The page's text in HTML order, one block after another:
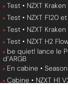
Test • NZXT
Test • NZXT F120
Test • NZXT
Test • NZXT H2
be quiet! lance le
d’ARGB
En cabine •
Cabine • NZXT H1